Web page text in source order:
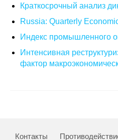
Краткосрочный
производства
Российская Система
Образование и карьера
Краткосрочный анализ
Russia: Quarterly
Индекс промышленного
Интенсивная
фактор
Контакты